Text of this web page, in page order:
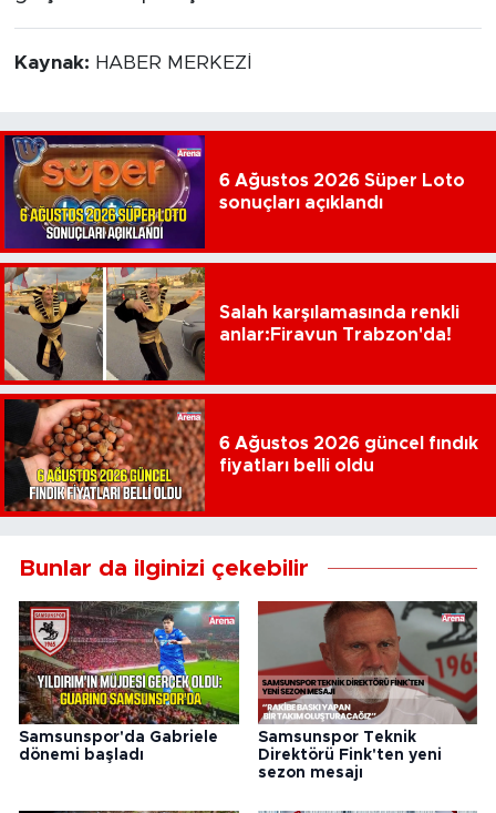
Kaynak: HABER MERKEZİ
6 Ağustos 2026 Süper Loto
sonuçları açıklandı
Salah karşılamasında renkli
anlar:Firavun Trabzon'da!
6 Ağustos 2026 güncel fındık
fiyatları belli oldu
Bunlar da ilginizi çekebilir
Samsunspor'da Gabriele
dönemi başladı
Samsunspor Teknik
Direktörü Fink'ten yeni
sezon mesajı